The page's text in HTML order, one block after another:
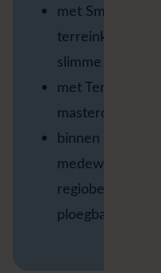
met Smart
terreinkennis
slimme
met
masterdatabron
binnen
medewerkers
ploegbazen en